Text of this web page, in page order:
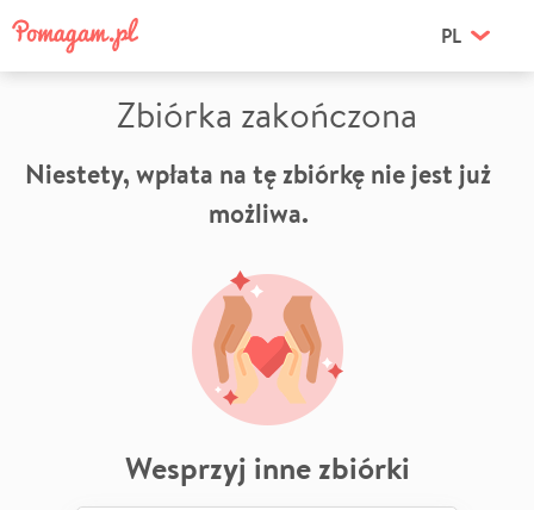
PL
Zbiórka zakończona
Niestety, wpłata na tę zbiórkę nie jest już
możliwa.
Wesprzyj inne zbiórki